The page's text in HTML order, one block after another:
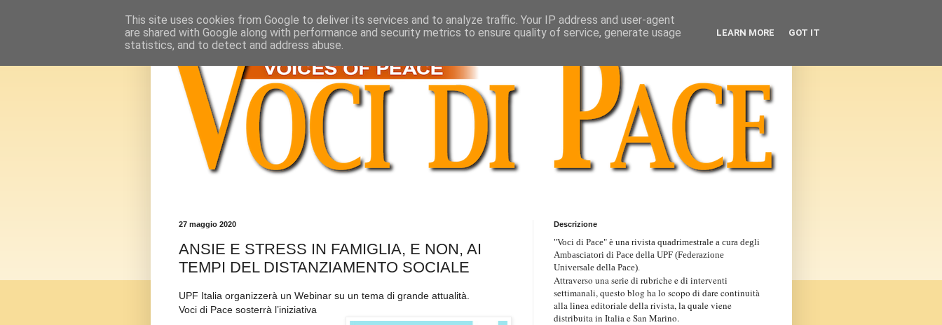
27 maggio 2020
ANSIE E STRESS IN FAMIGLIA, E NON, AI
TEMPI DEL DISTANZIAMENTO SOCIALE
UPF Italia organizzerà un Webinar su un tema di grande attualità.
Voci di Pace sosterrà l’iniziativa
Descrizione
"Voci di Pace" è una rivista quadrimestrale a cura degli
Ambasciatori di Pace della UPF (Federazione
Universale della Pace).
Attraverso una serie di rubriche e di interventi
settimanali, questo blog ha lo scopo di dare continuità
alla linea editoriale della rivista, la quale viene
distribuita in Italia e San Marino.
This site uses cookies from Google to deliver its services and to analyze traffic. Your IP address and user-agent
are shared with Google along with performance and security metrics to ensure quality of service, generate usage
statistics, and to detect and address abuse.
LEARN MORE GOT IT